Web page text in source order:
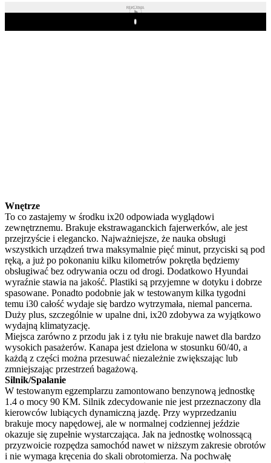
REKLAMA
Play
Wnętrze
To co zastajemy w środku ix20 odpowiada wyglądowi
zewnętrznemu. Brakuje ekstrawaganckich fajerwerków, ale jest
przejrzyście i elegancko. Najważniejsze, że nauka obsługi
wszystkich urządzeń trwa maksymalnie pięć minut, przyciski są pod
ręką, a już po pokonaniu kilku kilometrów pokrętła będziemy
obsługiwać bez odrywania oczu od drogi. Dodatkowo Hyundai
wyraźnie stawia na jakość. Plastiki są przyjemne w dotyku i dobrze
spasowane. Ponadto podobnie jak w testowanym kilka tygodni
temu i30 całość wydaje się bardzo wytrzymała, niemal pancerna.
Duży plus, szczególnie w upalne dni, ix20 zdobywa za wyjątkowo
wydajną klimatyzację.
Miejsca zarówno z przodu jak i z tyłu nie brakuje nawet dla bardzo
wysokich pasażerów. Kanapa jest dzielona w stosunku 60/40, a
każdą z części można przesuwać niezależnie zwiększając lub
zmniejszając przestrzeń bagażową.
Silnik/Spalanie
W testowanym egzemplarzu zamontowano benzynową jednostkę
1.4 o mocy 90 KM. Silnik zdecydowanie nie jest przeznaczony dla
kierowców lubiących dynamiczną jazdę. Przy wyprzedzaniu
brakuje mocy napędowej, ale w normalnej codziennej jeździe
okazuje się zupełnie wystarczająca. Jak na jednostkę wolnossącą
przyzwoicie rozpędza samochód nawet w niższym zakresie obrotów
i nie wymaga kręcenia do skali obrotomierza. Na pochwałę